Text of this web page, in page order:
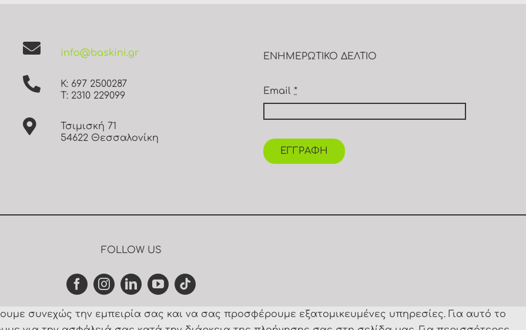
info@baskini.gr
Κ: 697 2500287
Τ: 2310 229099
Τσιμισκή 71
54622 Θεσσαλονίκη
ΕΝΗΜΕΡΩΤΙΚΟ ΔΕΛΤΙΟ
Email*
ΕΓΓΡΑΦΗ
FOLLOW US
συνεχώς την εμπειρία σας και να σας προσφέρουμε εξατομικευμένες υπηρεσίες. Για αυτό το